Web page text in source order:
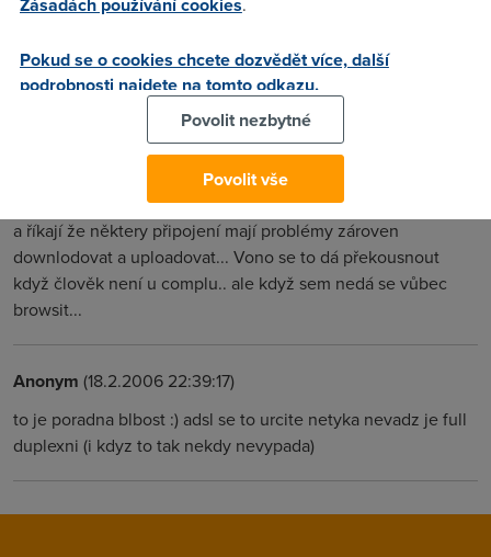
tak je to naprostá blblost! Jestli si připojen, přes rozhranní
způsobovat může.
(18.2.2006 21:32:42)
Vypadá že jsem se seknul... Začne mi padat připojení když
tahám torrenty bigcometem... Mluvil jsem o tom z pár lidma
a říkají že některy připojení mají problémy zároven
downlodovat a uploadovat... Vono se to dá překousnout
když člověk není u complu.. ale když sem nedá se vůbec
browsit...
Anonym (18.2.2006 22:39:17)
to je poradna blbost :) adsl se to urcite netyka nevadz je full
duplexni (i kdyz to tak nekdy nevypada)
Pokud se o cookies chcete dozvědět více, další
podrobnosti najdete na tomto odkazu.
Povolit nezbytné
Povolit vše